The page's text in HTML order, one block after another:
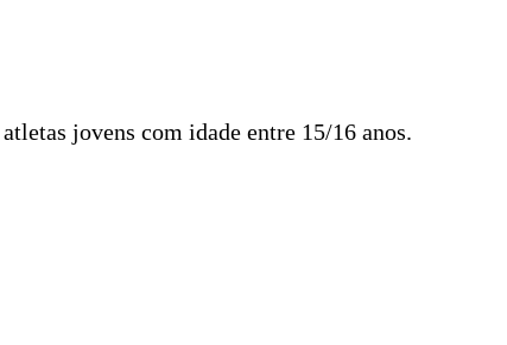
jovens com idade entre 15/16 anos.